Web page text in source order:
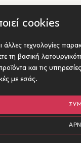
cookies
άλλες τεχνολογίες
τη βασική
και τις
με εσάς.